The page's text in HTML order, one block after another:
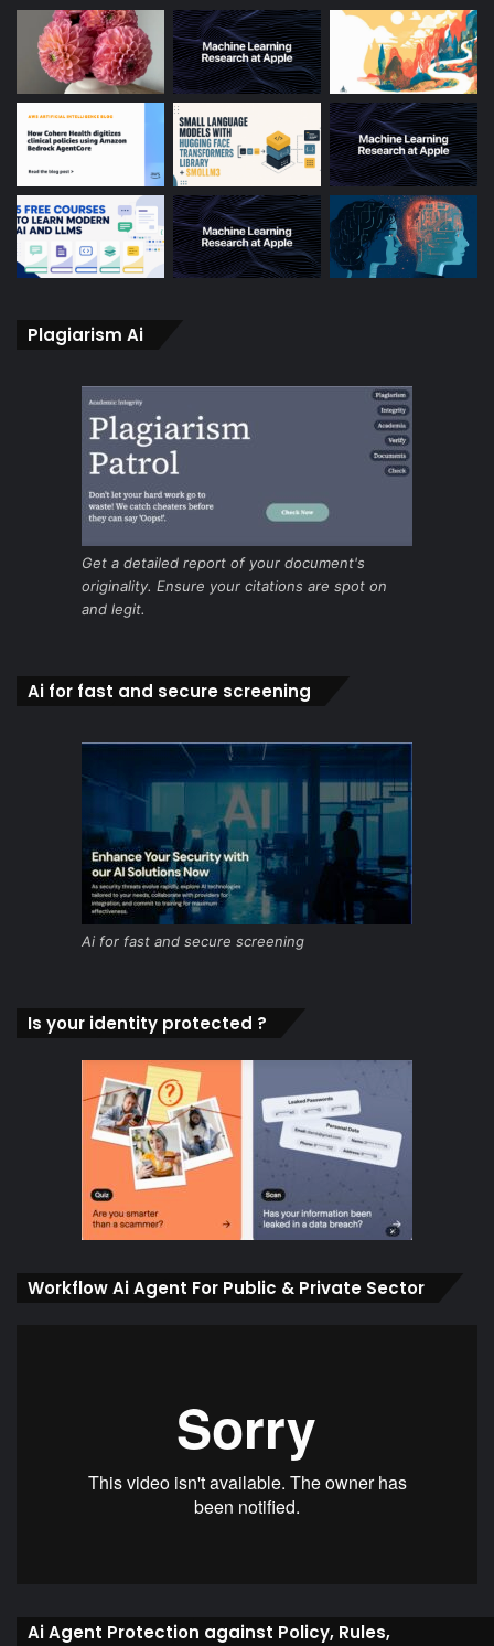
Plagiarism Ai
Get a detailed report of your document's
originality. Ensure your citations are spot on
and legit.
Ai for fast and secure screening
Ai for fast and secure screening
Is your identity protected ?
Workflow Ai Agent For Public & Private Sector
Ai Agent Protection against Policy, Rules,